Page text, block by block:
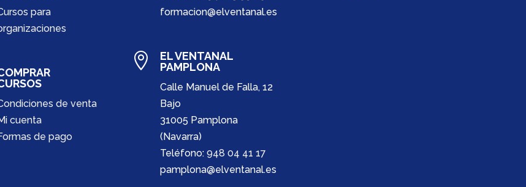
para
de venta
cuenta
de pago
formacion@elventanal.es

EL VENTANAL
PAMPLONA
Calle Manuel de Falla, 12
Bajo
31005 Pamplona
(Navarra)
Teléfono:948 04 41 17
pamplona@elventanal.es